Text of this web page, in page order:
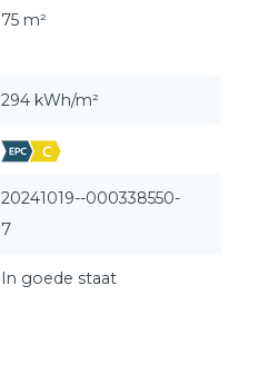
75 m²
294 kWh/m²
20241019--000338550-
7
In goede staat